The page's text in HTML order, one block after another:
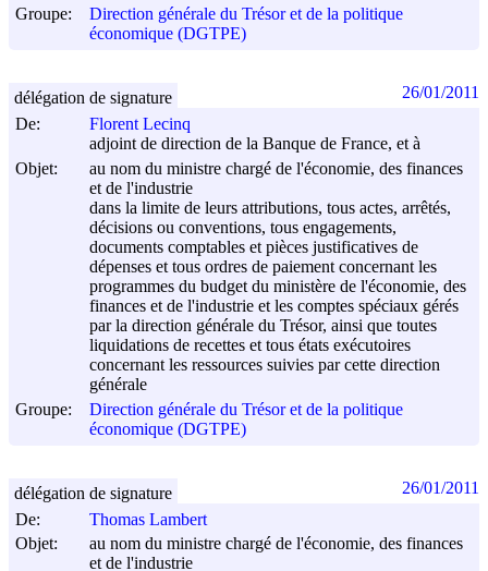
Groupe:
Direction générale du Trésor et de la politique
économique (DGTPE)
De:
Florent Lecinq
adjoint de direction de la Banque de France, et à
Objet:
au nom du ministre chargé de l'économie, des finances
et de l'industrie
dans la limite de leurs attributions, tous actes, arrêtés,
décisions ou conventions, tous engagements,
documents comptables et pièces justificatives de
dépenses et tous ordres de paiement concernant les
programmes du budget du ministère de l'économie, des
finances et de l'industrie et les comptes spéciaux gérés
par la direction générale du Trésor, ainsi que toutes
liquidations de recettes et tous états exécutoires
concernant les ressources suivies par cette direction
générale
Groupe:
Direction générale du Trésor et de la politique
économique (DGTPE)
délégation de signature 26/01/2011
De:
Thomas Lambert
Objet:
au nom du ministre chargé de l'économie, des finances
et de l'industrie
délégation de signature 26/01/2011